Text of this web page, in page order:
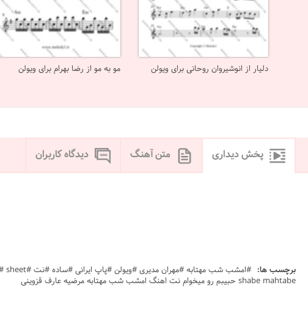
دلیار از انوشیروان روحانی برای ویولن مو به مو از رضا بهرام برای ویولن
پخش دیداری متن آهنگ دیدگاه کاربران
برچسب ها:
shabe mahtabe حبیبم رو میخوام نت اهنگ امشب شب مهتابه مرضیه عارف قزوینی